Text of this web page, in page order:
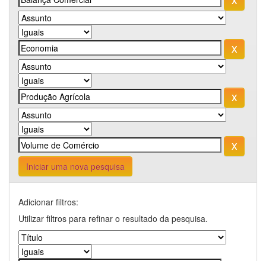
Iniciar uma nova pesquisa
Adicionar filtros:
Utilizar filtros para refinar o resultado da pesquisa.